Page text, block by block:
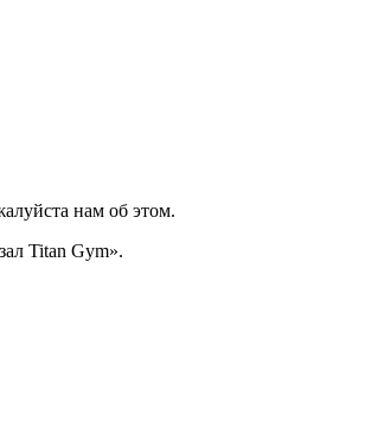
нам об этом.
Titan Gym».